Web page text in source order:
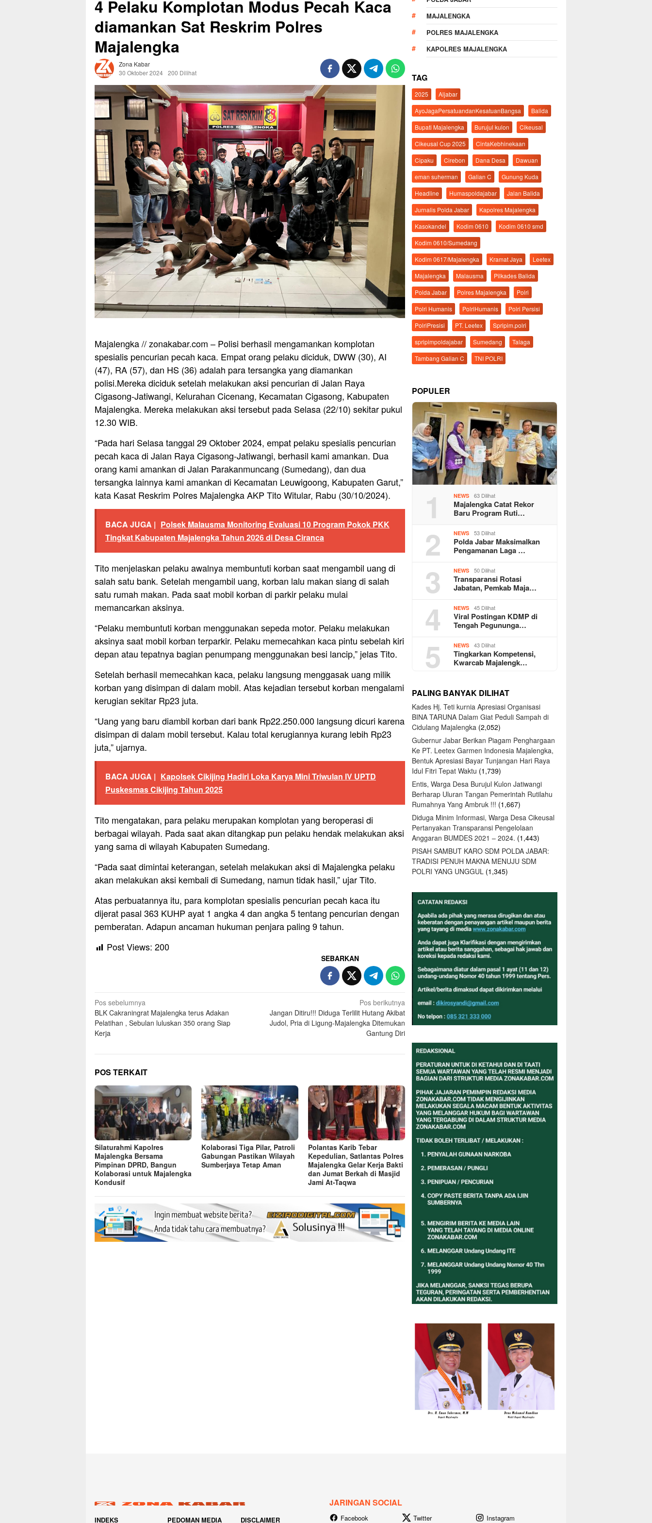
4 Pelaku Komplotan Modus Pecah Kaca
diamankan Sat Reskrim Polres
Majalengka
Zona Kabar
30 Oktober 2024 200 Dilihat
Majalengka // zonakabar.com – Polisi berhasil mengamankan komplotan
spesialis pencurian pecah kaca. Empat orang pelaku diciduk, DWW (30), AI
(47), RA (57), dan HS (36) adalah para tersangka yang diamankan
polisi.Mereka diciduk setelah melakukan aksi pencurian di Jalan Raya
Cigasong-Jatiwangi, Kelurahan Cicenang, Kecamatan Cigasong, Kabupaten
Majalengka. Mereka melakukan aksi tersebut pada Selasa (22/10) sekitar pukul
12.30 WIB.
“Pada hari Selasa tanggal 29 Oktober 2024, empat pelaku spesialis pencurian
pecah kaca di Jalan Raya Cigasong-Jatiwangi, berhasil kami amankan. Dua
orang kami amankan di Jalan Parakanmuncang (Sumedang), dan dua
tersangka lainnya kami amankan di Kecamatan Leuwigoong, Kabupaten Garut,”
kata Kasat Reskrim Polres Majalengka AKP Tito Witular, Rabu (30/10/2024).
BACA JUGA | Polsek Malausma Monitoring Evaluasi 10 Program Pokok PKK
Tingkat Kabupaten Majalengka Tahun 2026 di Desa Ciranca
Tito menjelaskan pelaku awalnya membuntuti korban saat mengambil uang di
salah satu bank. Setelah mengambil uang, korban lalu makan siang di salah
satu rumah makan. Pada saat mobil korban di parkir pelaku mulai
memancarkan aksinya.
“Pelaku membuntuti korban menggunakan sepeda motor. Pelaku melakukan
aksinya saat mobil korban terparkir. Pelaku memecahkan kaca pintu sebelah kiri
depan atau tepatnya bagian penumpang menggunakan besi lancip,” jelas Tito.
Setelah berhasil memecahkan kaca, pelaku langsung menggasak uang milik
korban yang disimpan di dalam mobil. Atas kejadian tersebut korban mengalami
kerugian sekitar Rp23 juta.
“Uang yang baru diambil korban dari bank Rp22.250.000 langsung dicuri karena
disimpan di dalam mobil tersebut. Kalau total kerugiannya kurang lebih Rp23
juta,” ujarnya.
BACA JUGA | Kapolsek Cikijing Hadiri Loka Karya Mini Triwulan IV UPTD
Puskesmas Cikijing Tahun 2025
Tito mengatakan, para pelaku merupakan komplotan yang beroperasi di
berbagai wilayah. Pada saat akan ditangkap pun pelaku hendak melakukan aksi
yang sama di wilayah Kabupaten Sumedang.
“Pada saat dimintai keterangan, setelah melakukan aksi di Majalengka pelaku
akan melakukan aksi kembali di Sumedang, namun tidak hasil,” ujar Tito.
Atas perbuatannya itu, para komplotan spesialis pencurian pecah kaca itu
dijerat pasal 363 KUHP ayat 1 angka 4 dan angka 5 tentang pencurian dengan
pemberatan. Adapun ancaman hukuman penjara paling 9 tahun.
Post Views: 200
SEBARKAN
Navigasi
pos
Pos sebelumnya
BLK Cakraningrat Majalengka terus Adakan
Pelatihan , Sebulan luluskan 350 orang Siap
Kerja
Pos berikutnya
Jangan Ditiru!!! Diduga Terlilit Hutang Akibat
Judol, Pria di Ligung-Majalengka Ditemukan
Gantung Diri
POS TERKAIT
Silaturahmi Kapolres
Majalengka Bersama
Pimpinan DPRD, Bangun
Kolaborasi untuk Majalengka
Kondusif
Kolaborasi Tiga Pilar, Patroli
Gabungan Pastikan Wilayah
Sumberjaya Tetap Aman
Polantas Karib Tebar
Kepedulian, Satlantas Polres
Majalengka Gelar Kerja Bakti
dan Jumat Berkah di Masjid
Jami At-Taqwa
MAJALENGKA
POLRES MAJALENGKA
KAPOLRES MAJALENGKA
TAG
2025
Aljabar
AyoJagaPersatuandanKesatuanBangsa
Balida
Bupati Majalengka
Burujul kulon
Cikeusal
Cikeusal Cup 2025
CintaKebhinekaan
Cipaku
Cirebon Dana Desa
Dawuan
eman suherman
Galian C
Gunung Kuda
Headline
Humaspoldajabar
Jalan Balida
Jurnalis Polda Jabar
Kapolres Majalengka
Kasokandel
Kodim 0610
Kodim 0610 smd
Kodim 0610/Sumedang
Kodim 0617/Majalengka
Kramat Jaya
Leetex
Majalengka
Malausma
Pilkades Balida
Polda Jabar
Polres Majalengka
Polri
Polri Humanis
PolriHumanis
Polri Persisi
PolriPresisi
PT. Leetex
Spripim.polri
spripimpoldajabar
Sumedang
Talaga
Tambang Galian C
TNI POLRI
POPULER
1 NEWS 63 Dilihat
Majalengka Catat Rekor
Baru Program Ruti…
2 NEWS 53 Dilihat
Polda Jabar Maksimalkan
Pengamanan Laga …
3 NEWS 50 Dilihat
Transparansi Rotasi
Jabatan, Pemkab Maja…
4 NEWS 45 Dilihat
Viral Postingan KDMP di
Tengah Pegununga…
5 NEWS 43 Dilihat
Tingkarkan Kompetensi,
Kwarcab Majalengk…
PALING BANYAK DILIHAT
Kades Hj. Teti kurnia Apresiasi Organisasi
BINA TARUNA Dalam Giat Peduli Sampah di
Cidulang Majalengka (2,052)
Gubernur Jabar Berikan Piagam Penghargaan
Ke PT. Leetex Garmen Indonesia Majalengka,
Bentuk Apresiasi Bayar Tunjangan Hari Raya
Idul Fitri Tepat Waktu (1,739)
Entis, Warga Desa Burujul Kulon Jatiwangi
Berharap Uluran Tangan Pemerintah Rutilahu
Rumahnya Yang Ambruk !!! (1,667)
Diduga Minim Informasi, Warga Desa Cikeusal
Pertanyakan Transparansi Pengelolaan
Anggaran BUMDES 2021 – 2024. (1,443)
PISAH SAMBUT KARO SDM POLDA JABAR:
TRADISI PENUH MAKNA MENUJU SDM
POLRI YANG UNGGUL (1,345)
INDEKS PEDOMAN MEDIA DISCLAIMER
JARINGAN SOCIAL
Facebook Twitter Instagram